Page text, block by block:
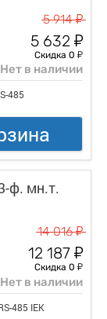
5 914у
5 632 у
Скидка 0 у
Нет в наличии
485
ф. мн.т.
14 016у
12 187 у
Скидка 0 у
Нет в наличии
485 IEK